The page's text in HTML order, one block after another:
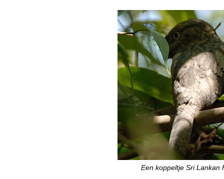
Een koppeltje Sri Lankan